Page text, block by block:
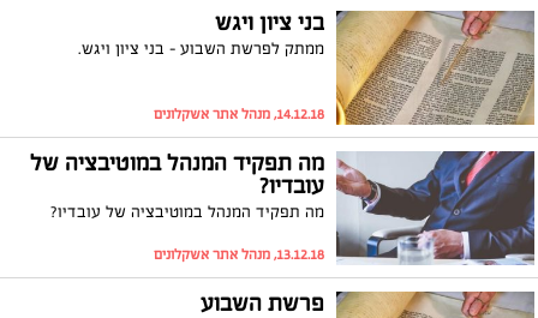
בני ציון ויגש
ממתק לפרשת השבוע - בני ציון ויגש.
14.12.18, מנהל אתר אשקלונים
מה תפקיד המנהל במוטיבציה של
עובדיו?
מה תפקיד המנהל במוטיבציה של עובדיו?
13.12.18, מנהל אתר אשקלונים
פרשת השבוע